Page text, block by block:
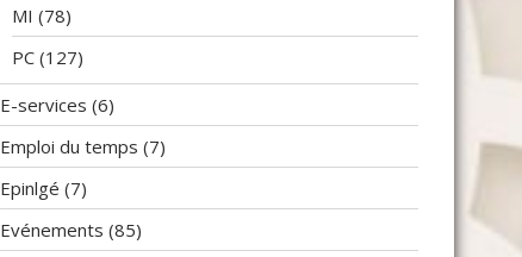
MI (78)
PC (127)
E-services (6)
Emploi du temps (7)
Epinlgé (7)
Evénements (85)